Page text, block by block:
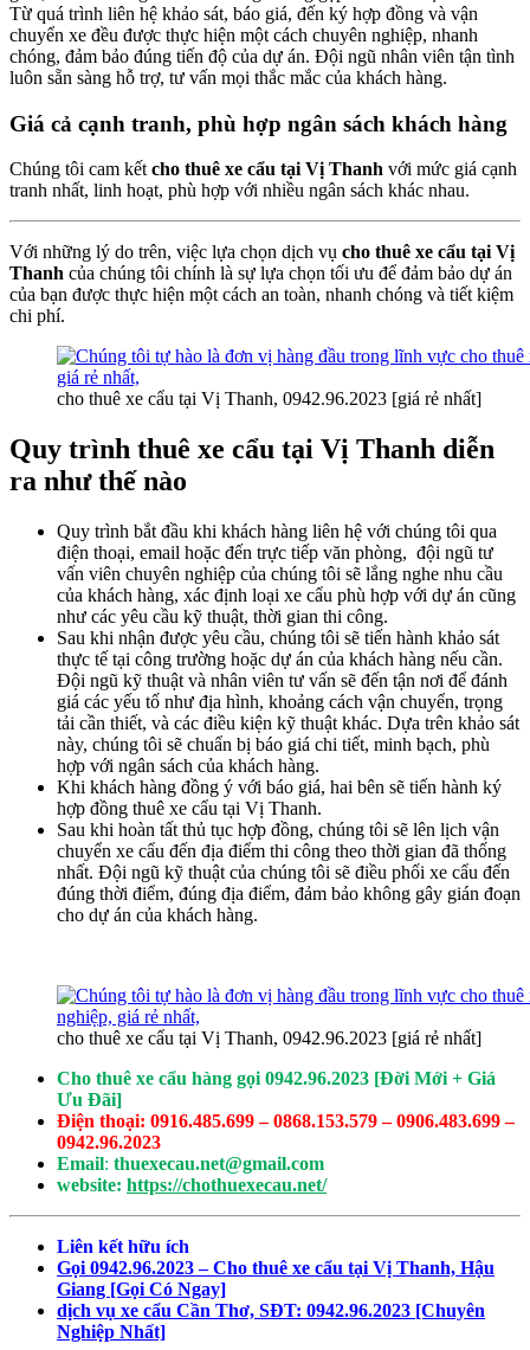
Từ quá trình liên hệ khảo sát, báo giá, đến ký hợp đồng và vận
chuyển xe đều được thực hiện một cách chuyên nghiệp, nhanh
chóng, đảm bảo đúng tiến độ của dự án. Đội ngũ nhân viên tận tình
luôn sẵn sàng hỗ trợ, tư vấn mọi thắc mắc của khách hàng.
Giá cả cạnh tranh, phù hợp ngân sách khách hàng
Chúng tôi cam kết cho thuê xe cẩu tại Vị Thanh với mức giá cạnh
tranh nhất, linh hoạt, phù hợp với nhiều ngân sách khác nhau.
Với những lý do trên, việc lựa chọn dịch vụ cho thuê xe cẩu tại Vị
Thanh của chúng tôi chính là sự lựa chọn tối ưu để đảm bảo dự án
của bạn được thực hiện một cách an toàn, nhanh chóng và tiết kiệm
chi phí.
cho thuê xe cẩu tại Vị Thanh, 0942.96.2023 [giá rẻ nhất]
Quy trình thuê xe cẩu tại Vị Thanh diễn
ra như thế nào
Quy trình bắt đầu khi khách hàng liên hệ với chúng tôi qua
điện thoại, email hoặc đến trực tiếp văn phòng, đội ngũ tư
vấn viên chuyên nghiệp của chúng tôi sẽ lắng nghe nhu cầu
của khách hàng, xác định loại xe cẩu phù hợp với dự án cũng
như các yêu cầu kỹ thuật, thời gian thi công.
Sau khi nhận được yêu cầu, chúng tôi sẽ tiến hành khảo sát
thực tế tại công trường hoặc dự án của khách hàng nếu cần.
Đội ngũ kỹ thuật và nhân viên tư vấn sẽ đến tận nơi để đánh
giá các yếu tố như địa hình, khoảng cách vận chuyển, trọng
tải cần thiết, và các điều kiện kỹ thuật khác. Dựa trên khảo sát
này, chúng tôi sẽ chuẩn bị báo giá chi tiết, minh bạch, phù
hợp với ngân sách của khách hàng.
Khi khách hàng đồng ý với báo giá, hai bên sẽ tiến hành ký
hợp đồng thuê xe cẩu tại Vị Thanh.
Sau khi hoàn tất thủ tục hợp đồng, chúng tôi sẽ lên lịch vận
chuyển xe cẩu đến địa điểm thi công theo thời gian đã thống
nhất. Đội ngũ kỹ thuật của chúng tôi sẽ điều phối xe cẩu đến
đúng thời điểm, đúng địa điểm, đảm bảo không gây gián đoạn
cho dự án của khách hàng.
cho thuê xe cẩu tại Vị Thanh, 0942.96.2023 [giá rẻ nhất]
Cho thuê xe cẩu hàng gọi 0942.96.2023 [Đời Mới + Giá
Ưu Đãi]
Điện thoại: 0916.485.699 – 0868.153.579 – 0906.483.699 –
0942.96.2023
Email: thuexecau.net@gmail.com
website: https://chothuexecau.net/
Liên kết hữu ích
Gọi 0942.96.2023 – Cho thuê xe cẩu tại Vị Thanh, Hậu
Giang [Gọi Có Ngay]
dịch vụ xe cẩu Cần Thơ, SĐT: 0942.96.2023 [Chuyên
Nghiệp Nhất]